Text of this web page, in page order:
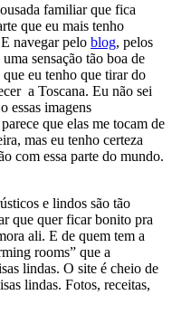
familiar que fica
que eu mais tenho
navegar pelo blog, pelos
sensação tão boa de
eu tenho que tirar do
a Toscana. Eu não sei
essas imagens
que elas me tocam de
mas eu tenho certeza
com essa parte do mundo.
e lindos são tão
que quer ficar bonito pra
ali. E de quem tem a
rooms” que a
lindas. O site é cheio de
lindas. Fotos, receitas,